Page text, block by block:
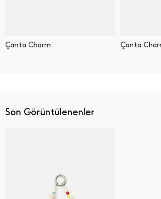
Çanta Charm Çanta
Son Görüntülenenler